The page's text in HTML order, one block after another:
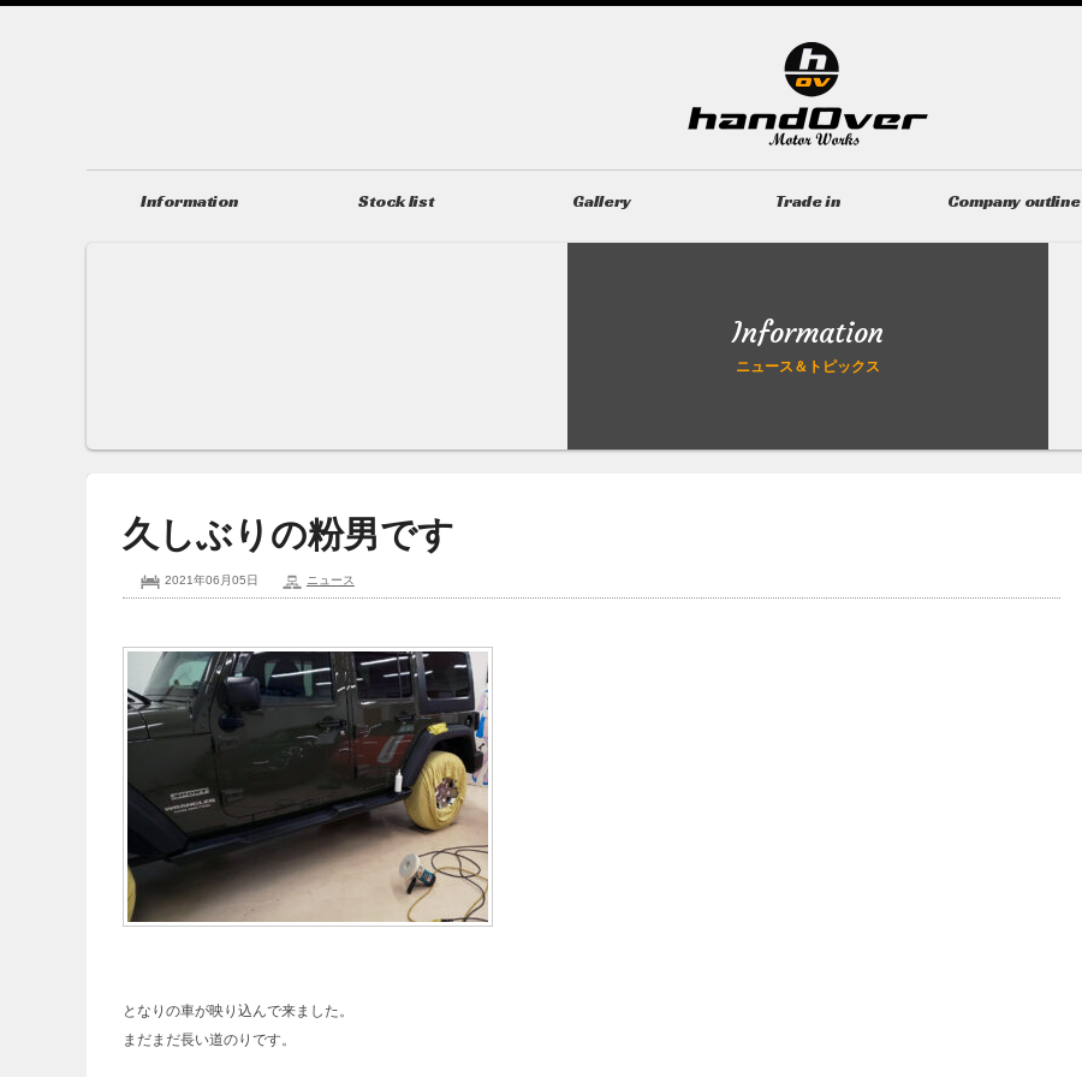
Information Stock list Gallery Trade in Company outline
Information
ニュース＆トピックス
久しぶりの粉男です
2021年06月05日 ニュース
となりの車が映り込んで来ました。
まだまだ長い道のりです。